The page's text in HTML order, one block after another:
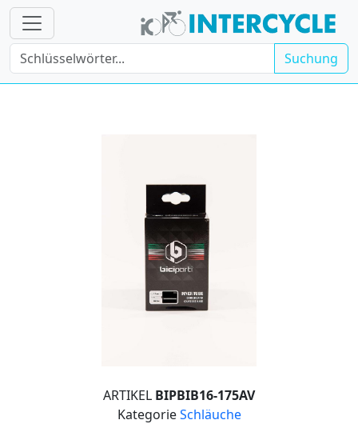
Suchung
ARTIKEL BIPBIB16-175AV
KategorieSchläuche